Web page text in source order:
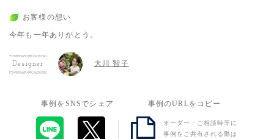
お客様の想い
今年も一年ありがとう。
Designer 大川 智子
事例をSNSでシェア 事例のURLをコピー
オーダー・ご相談時等に
事例をご共有される際は